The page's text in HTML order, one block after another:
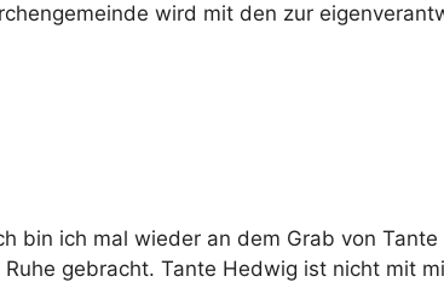
wird mit den zur
bin ich mal wieder an dem Grab von
gebracht. Tante Hedwig ist nicht mit